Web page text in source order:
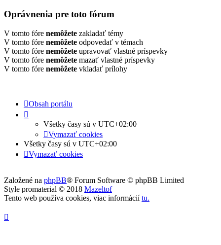
Oprávnenia pre toto fórum
V tomto fóre nemôžete zakladať témy
V tomto fóre nemôžete odpovedať v témach
V tomto fóre nemôžete upravovať vlastné príspevky
V tomto fóre nemôžete mazať vlastné príspevky
V tomto fóre nemôžete vkladať prílohy
Obsah portálu
Všetky časy sú v UTC+02:00
Vymazať cookies
Všetky časy sú v UTC+02:00
Vymazať cookies
Založené na phpBB® Forum Software © phpBB Limited
Style promaterial © 2018 Mazeltof
Tento web používa cookies, viac informáciítu.